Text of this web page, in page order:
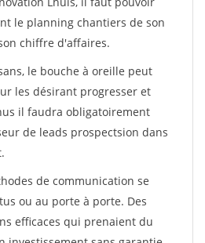
le planning chantiers de son
chiffre d'affaires.
le bouche à oreille peut
les désirant progresser et
il faudra obligatoirement
de leads prospectsion dans
de communication se
ou au porte à porte. Des
efficaces qui prenaient du